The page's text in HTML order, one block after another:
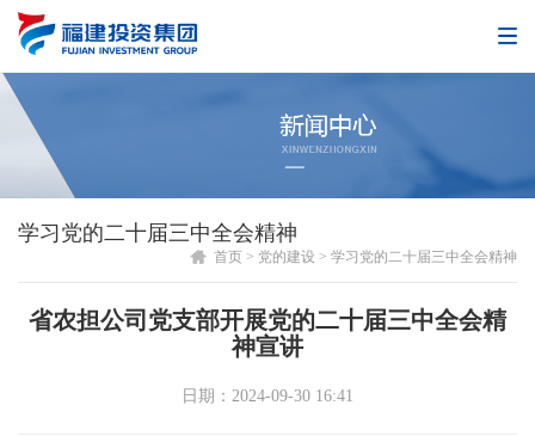
学习党的二十届三中全会精神
首页 > 党的建设 > 学习党的二十届三中全会精神
省农担公司党支部开展党的二十届三中全会精
神宣讲
日期：2024-09-30 16:41